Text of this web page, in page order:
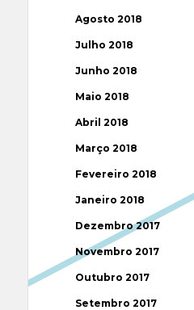
Agosto 2018
Julho 2018
Junho 2018
Maio 2018
Abril 2018
Março 2018
Fevereiro 2018
Janeiro 2018
Dezembro 2017
Novembro 2017
Outubro 2017
Setembro 2017